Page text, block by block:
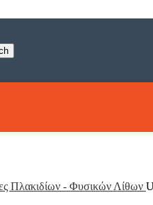
πλακιδίων
Πλακιδίων - Φυσικών Λίθων